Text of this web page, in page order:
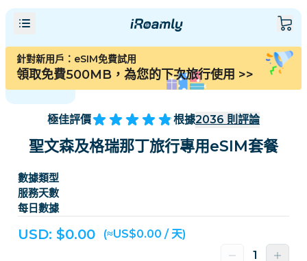
針對新用戶：eSIM免費試用
領取免費500MB，為您的下次旅行使用 >>
極佳評價 根據2036 則評論
聖文森及格瑞那丁旅行專用eSIM套餐
數據類型
服務天數
每日數據
USD: $0.00 (≈US$0.00 / 天)